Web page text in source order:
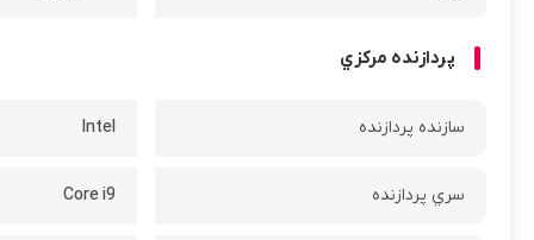
پردازنده مرکزي
سازنده پردازنده Intel
سري پردازنده Core i9